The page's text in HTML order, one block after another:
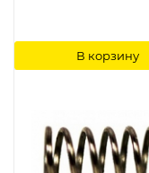
В корзину